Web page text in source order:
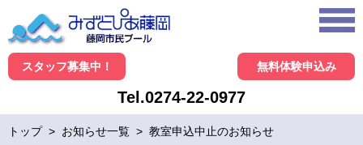
スタッフ募集中！ 無料体験申込み
Tel.0274-22-0977
トップ > お知らせ一覧 > 教室申込中止のお知らせ